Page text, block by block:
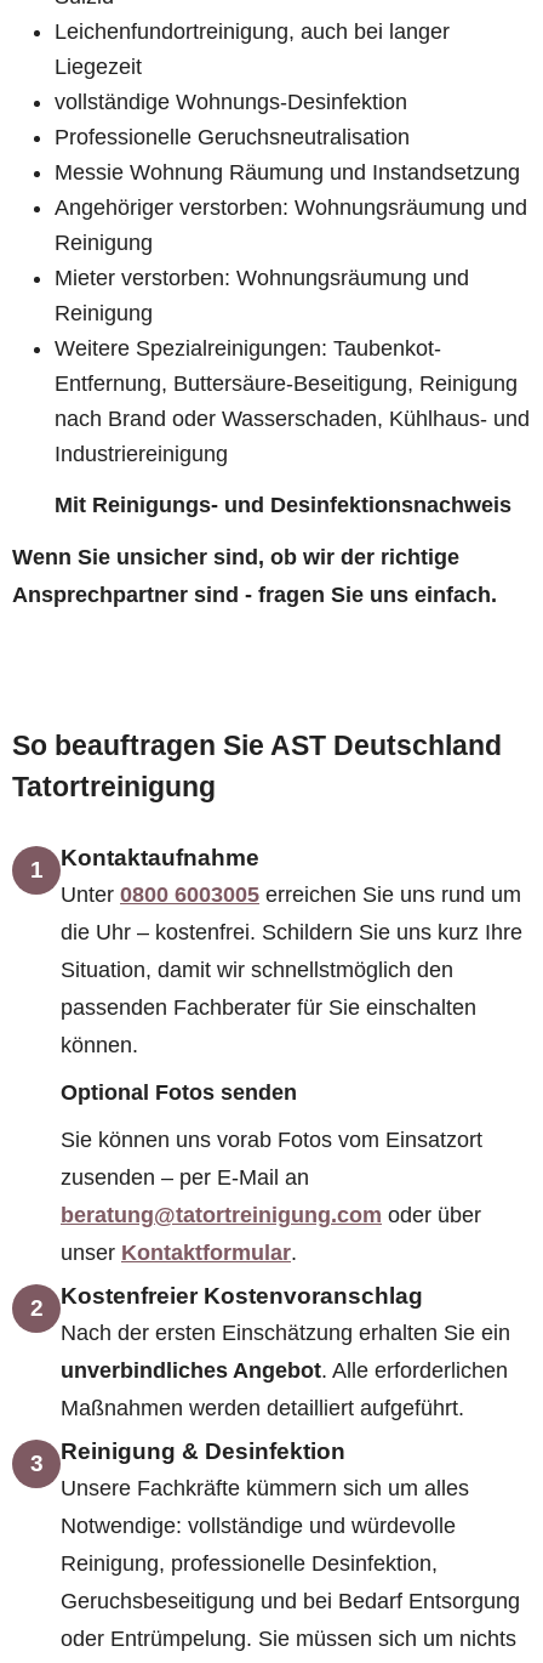
Leichenfundortreinigung, auch bei langer
Liegezeit
vollständige Wohnungs-Desinfektion
Professionelle Geruchsneutralisation
Messie Wohnung Räumung und Instandsetzung
Angehöriger verstorben: Wohnungsräumung und
Reinigung
Mieter verstorben: Wohnungsräumung und
Reinigung
Weitere Spezialreinigungen: Taubenkot-
Entfernung, Buttersäure-Beseitigung, Reinigung
nach Brand oder Wasserschaden, Kühlhaus- und
Industriereinigung
Mit Reinigungs- und Desinfektionsnachweis
Wenn Sie unsicher sind, ob wir der richtige
Ansprechpartner sind - fragen Sie uns einfach.
So beauftragen Sie AST Deutschland
Tatortreinigung
1 Kontaktaufnahme
Unter 0800 6003005 erreichen Sie uns rund um
die Uhr – kostenfrei. Schildern Sie uns kurz Ihre
Situation, damit wir schnellstmöglich den
passenden Fachberater für Sie einschalten
können.
Optional Fotos senden
Sie können uns vorab Fotos vom Einsatzort
zusenden – per E-Mail an
beratung@tatortreinigung.com oder über
unser Kontaktformular.
2 Kostenfreier Kostenvoranschlag
Nach der ersten Einschätzung erhalten Sie ein
unverbindliches Angebot. Alle erforderlichen
Maßnahmen werden detailliert aufgeführt.
3 Reinigung & Desinfektion
Unsere Fachkräfte kümmern sich um alles
Notwendige: vollständige und würdevolle
Reinigung, professionelle Desinfektion,
Geruchsbeseitigung und bei Bedarf Entsorgung
oder Entrümpelung. Sie müssen sich um nichts